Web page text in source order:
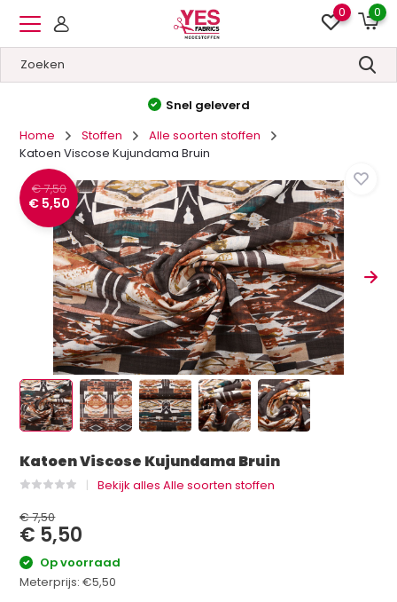
0 0
Hoge kwaliteit
Home
Stoffen
Alle soorten stoffen
Katoen Viscose Kujundama Bruin
€ 7,50
€ 5,50
Katoen Viscose Kujundama Bruin
Bekijk alles Alle soorten stoffen
€ 7,50
€ 5,50
Op voorraad
Meterprijs:€5,50